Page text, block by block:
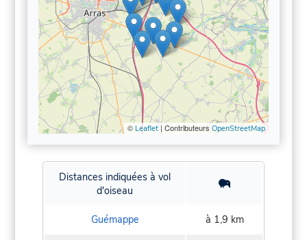
© Leaflet| Contributeurs OpenStreetMap
Distances indiquées à vol
d'oiseau
Guémappe à 1,9 km